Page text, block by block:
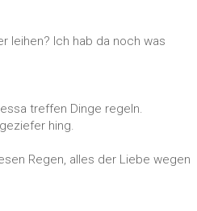
leihen? Ich hab da noch was
treffen Dinge regeln.
hing.
Regen, alles der Liebe wegen